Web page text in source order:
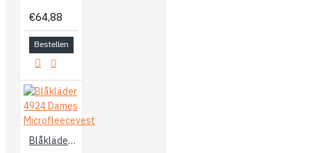
€64,88
Bestellen
Blåkläder 4924 Dames Microfleecevest